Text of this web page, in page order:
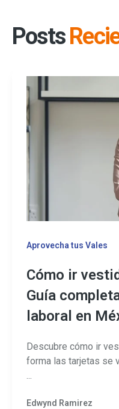
Posts
Aprovecha tus Vales
Cómo ir
Guía
laboral en
Descubre cómo ir
forma las tarjetas se
...
Edwynd Ramirez